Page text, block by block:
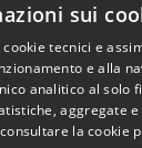
Copyright
sui
tecnici e
e alla
analitico al solo
aggregate
la cookie